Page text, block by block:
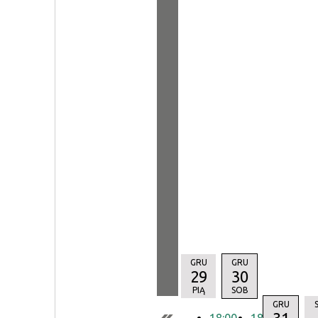
GRU
29
PIĄ
GRU
30
SOB
GRU